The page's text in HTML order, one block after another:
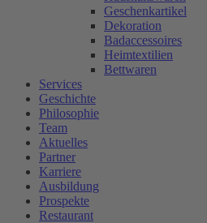
Geschenkartikel
Dekoration
Badaccessoires
Heimtextilien
Bettwaren
Services
Geschichte
Philosophie
Team
Aktuelles
Partner
Karriere
Ausbildung
Prospekte
Restaurant